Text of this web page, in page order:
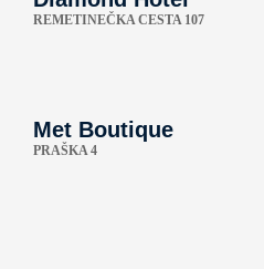
REMETINEČKA CESTA 107
Met Boutique
PRAŠKA 4